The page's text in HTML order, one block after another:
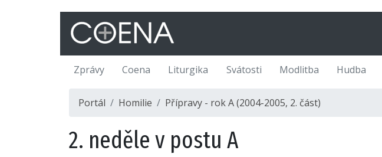
Zprávy Coena Liturgika Svátosti Modlitba Hudba
Portál Homilie Přípravy - rok A (2004-2005, 2. část)
2. neděle v postu A